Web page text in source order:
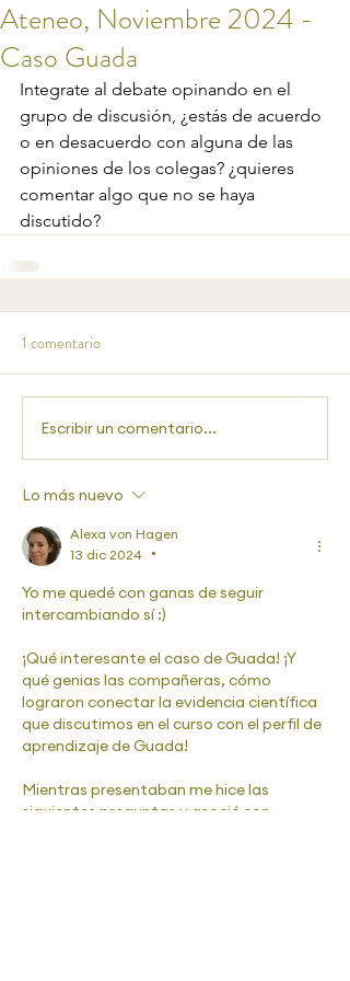
Ateneo, Noviembre 2024 -
Caso Guada
Integrate al debate opinando en el
grupo de discusión, ¿estás de acuerdo
o en desacuerdo con alguna de las
opiniones de los colegas? ¿quieres
comentar algo que no se haya
discutido?
1 comentario
Escribir un comentario...
Lo más nuevo
Alexa von Hagen
13 dic 2024
•
Yo me quedé con ganas de seguir
intercambiando sí :)
¡Qué interesante el caso de Guada! ¡Y
qué genias las compañeras, cómo
lograron conectar la evidencia científica
que discutimos en el curso con el perfil de
aprendizaje de Guada!
Mientras presentaban me hice las
siguientes preguntas y asocié con